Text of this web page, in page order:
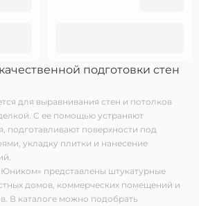
подготовки стен
для выравнивания стен и потолков
С ее помощью устраняют
подготавливают поверхности под
укладку плитки и нанесение
представлены штукатурные
домов, коммерческих помещений и
В каталоге можно подобрать